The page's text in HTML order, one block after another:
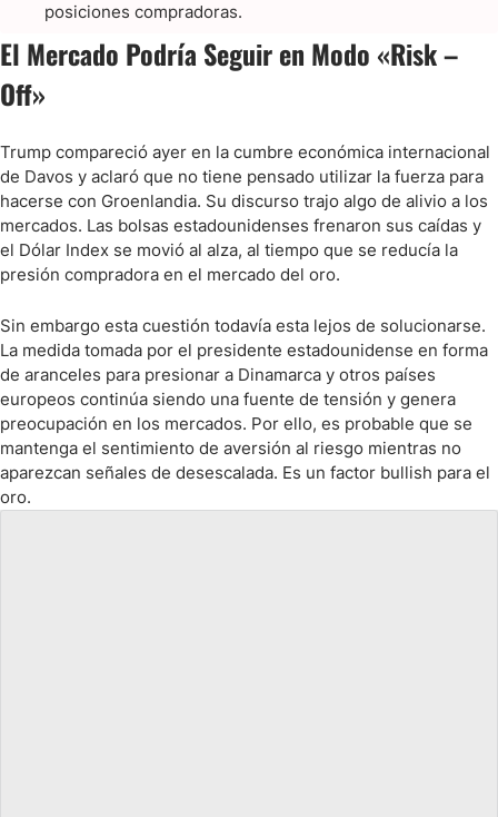
posiciones compradoras.
El Mercado Podría Seguir en Modo «Risk –
Off»
Trump compareció ayer en la cumbre económica internacional
de Davos y aclaró que no tiene pensado utilizar la fuerza para
hacerse con Groenlandia. Su discurso trajo algo de alivio a los
mercados. Las bolsas estadounidenses frenaron sus caídas y
el Dólar Index se movió al alza, al tiempo que se reducía la
presión compradora en el mercado del oro.
Sin embargo esta cuestión todavía esta lejos de solucionarse.
La medida tomada por el presidente estadounidense en forma
de aranceles para presionar a Dinamarca y otros países
europeos continúa siendo una fuente de tensión y genera
preocupación en los mercados. Por ello, es probable que se
mantenga el sentimiento de aversión al riesgo mientras no
aparezcan señales de desescalada. Es un factor bullish para el
oro.